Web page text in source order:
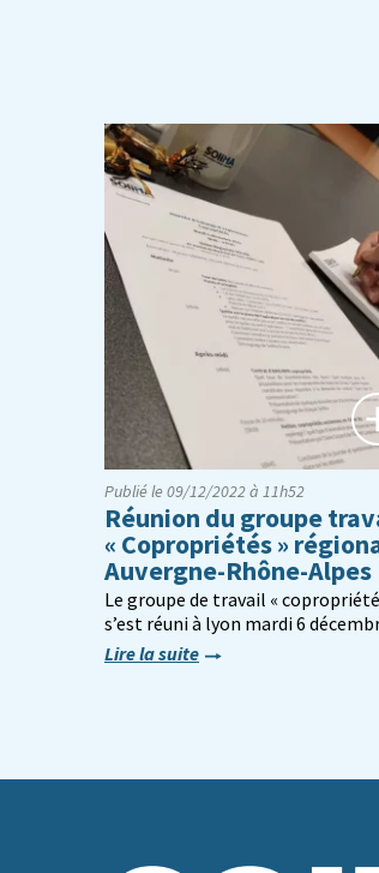
Publié le 09/12/2022 à 11h52
Réunion du groupe
« Copropriétés »
Auvergne-Rhône-Alpes
Le groupe de travail «
s’est réuni à lyon mardi 6
Lire la suite